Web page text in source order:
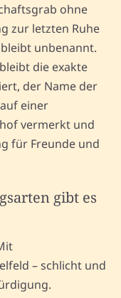
ohne
zur letzten Ruhe
unbenannt.
die exakte
der Name der
einer
vermerkt und
für Freunde und
gibt es
– schlicht und